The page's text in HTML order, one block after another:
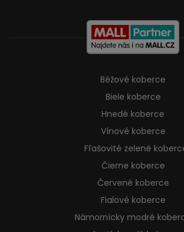
Béžové koberce
Biele koberce
Hnedé koberce
Vínové koberce
Fľašovité zelené
Čierne koberce
Červené koberce
Fialové koberce
Námornícky modré